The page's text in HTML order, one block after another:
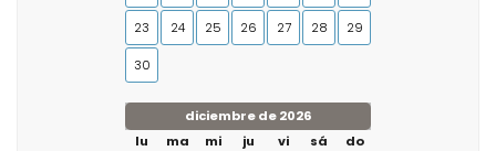
23 24 25 26 27 28 29
30
diciembre de 2026
lu
ma mi ju vi sá
do